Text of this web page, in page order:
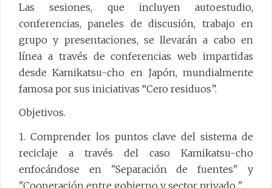
Las sesiones, que incluyen autoestudio,
conferencias, paneles de discusión, trabajo en
grupo y presentaciones, se llevarán a cabo en
línea a través de conferencias web impartidas
desde Kamikatsu-cho en Japón, mundialmente
famosa por sus iniciativas “Cero residuos”.
Objetivos.
1. Comprender los puntos clave del sistema de
reciclaje a través del caso Kamikatsu-cho
enfocándose en "Separación de fuentes" y